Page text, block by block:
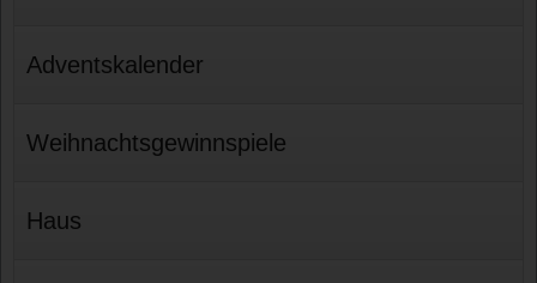
Adventskalender
Weihnachtsgewinnspiele
Haus